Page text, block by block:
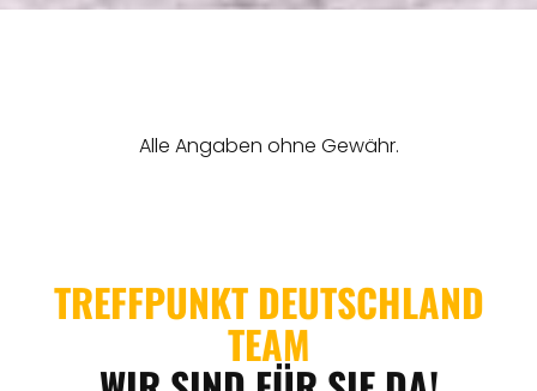
REGIONEN